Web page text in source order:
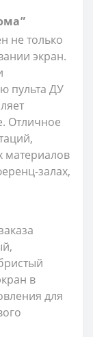
не только
экран.
пульта ДУ
Отличное
материалов
залах,
в
для